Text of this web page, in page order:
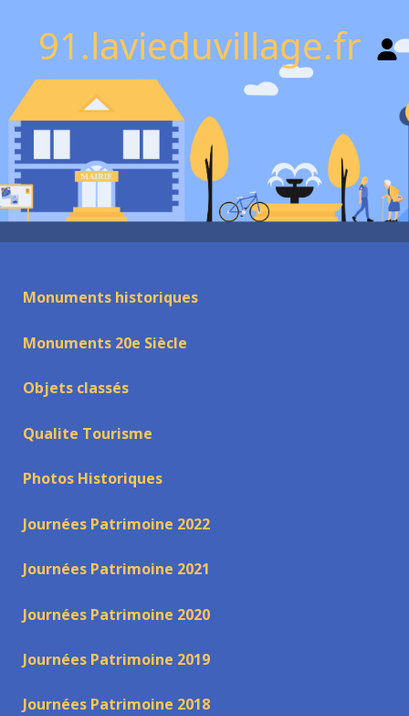
91.lavieduvillage.fr
Monuments historiques
Monuments 20e Siècle
Objets classés
Qualite Tourisme
Photos Historiques
Journées Patrimoine 2022
Journées Patrimoine 2021
Journées Patrimoine 2020
Journées Patrimoine 2019
Journées Patrimoine 2018